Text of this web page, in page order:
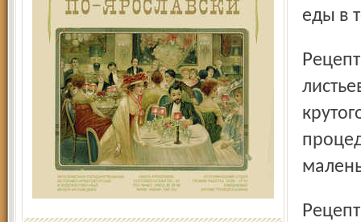
еды в
Рецепт 2. Одну столовую ложку сухих измельченных
Рецепт 3. Кашицу из головки репчатого лука залить